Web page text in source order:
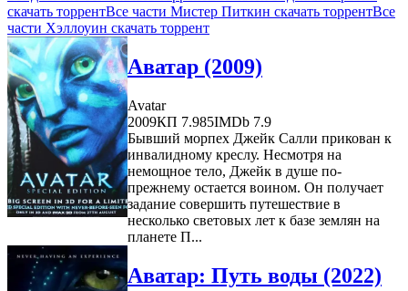
скачать торрентВсе части Мистер Питкин скачать торрентВсе
части Хэллоуин скачать торрент
Аватар (2009)
Avatar
2009КП 7.985IMDb 7.9
Бывший морпех Джейк Салли прикован к
инвалидному креслу. Несмотря на
немощное тело, Джейк в душе по-
прежнему остается воином. Он получает
задание совершить путешествие в
несколько световых лет к базе землян на
планете П...
Аватар: Путь воды (2022)